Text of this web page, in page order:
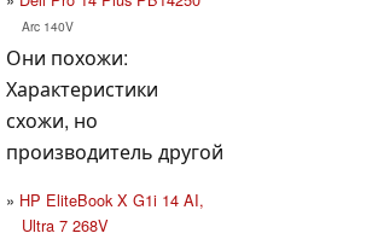
Arc 140V
Они похожи:
Характеристики
схожи, но
производитель другой
HP EliteBook X G1i 14 AI,
Ultra 7 268V